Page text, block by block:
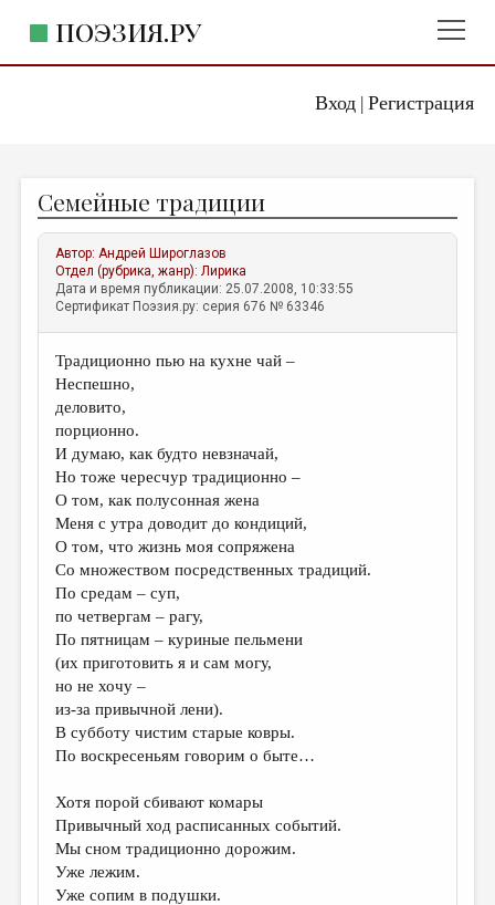
Вход| Регистрация
ПОЭЗИЯ.РУ
ЖАНРЫ
АВТОРЫ
КОММЕНТАРИИ
ЛИТСАЛОН
НОВОСТИ
ПРАВИЛА САЙТА
ОТДЕЛЫ И РУБРИКИ
ИЗБРАННОЕ
ДАЙДЖЕСТ
ПРОИЗВЕДЕНИЯ
ПЕРЕВОДЫ
КОНКУРСЫ
ДЕТСКАЯ КОМНАТА
КНИЖНАЯ ПОЛКА
ОБЗОР ЛИТЕРАТУРЫ
СТРАНИЦЫ ПАМЯТИ
ОБЪЯВЛЕНИЯ
КОЛОНКА РЕДАКТОРА
Семейные традиции
Автор:Андрей Широглазов
Отдел (рубрика, жанр):Лирика
Дата и время публикации: 25.07.2008, 10:33:55
Сертификат Поэзия.ру: серия 676 № 63346
Традиционно пью на кухне чай –
Неспешно,
деловито,
порционно.
И думаю, как будто невзначай,
Но тоже чересчур традиционно –
О том, как полусонная жена
Меня с утра доводит до кондиций,
О том, что жизнь моя сопряжена
Со множеством посредственных традиций.
По средам – суп,
по четвергам – рагу,
По пятницам – куриные пельмени
(их приготовить я и сам могу,
но не хочу –
из-за привычной лени).
В субботу чистим старые ковры.
По воскресеньям говорим о быте…
Хотя порой сбивают комары
Привычный ход расписанных событий.
Мы сном традиционно дорожим.
Уже лежим.
Уже сопим в подушки.